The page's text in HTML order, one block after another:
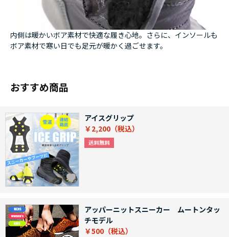
内側は暖かいボア素材で快適な履き心地。さらに、インソールも
ボア素材で寒い日でも足元が暖かく過ごせます。
おすすめ商品
アイスグリップ
￥2,200
アッパーニットスニーカー ムートンタッ
チモデル
￥500